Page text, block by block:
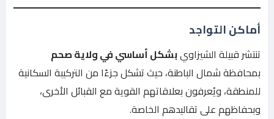
أماكن التواجد
تنتشر قبيلة الشيزاويبشكل أساسي في ولاية صحم
بمحافظة شمال الباطنة، حيث تشكل جزءًا من التركيبة السكانية
للمنطقة، ويُعرفون بعلاقاتهم القوية مع القبائل الأخرى،
وبحفاظهم على تقاليدهم الخاصة.